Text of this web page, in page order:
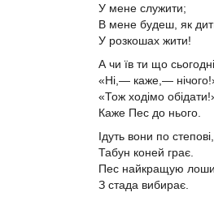
У мене служити;
В мене будеш, як
У розкошах жити!
А чи їв ти що
«Ні,— каже,—
«Тож ходімо
Каже Пес до нього.
Ідуть вони по степові,
Табун коней грає.
Пес найкращую
З стада вибирає.